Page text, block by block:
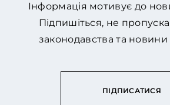
Інформація мотивує до
Підпишіться, не
законодавства та новини
ПІДПИСАТИСЯ